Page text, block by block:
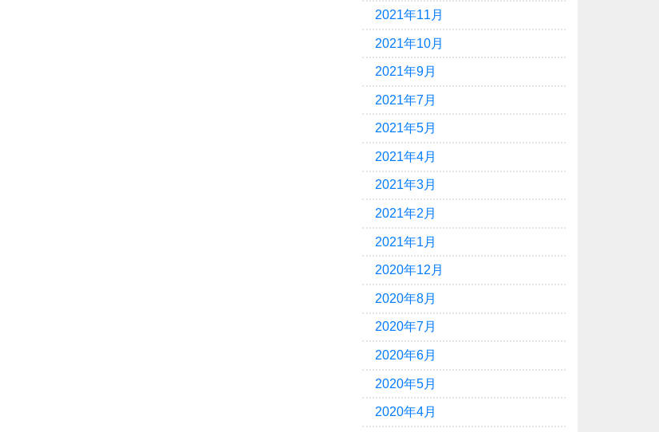
2021年11月
2021年10月
2021年9月
2021年7月
2021年5月
2021年4月
2021年3月
2021年2月
2021年1月
2020年12月
2020年8月
2020年7月
2020年6月
2020年5月
2020年4月